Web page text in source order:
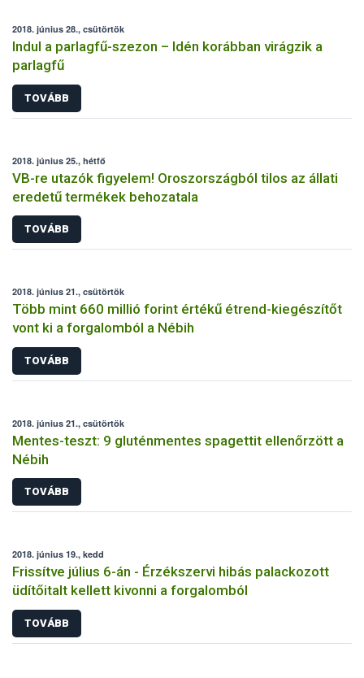
2018. június 28., csütörtök
Indul a parlagfű-szezon – Idén korábban virágzik a
parlagfű
TOVÁBB
2018. június 25., hétfő
VB-re utazók figyelem! Oroszországból tilos az állati
eredetű termékek behozatala
TOVÁBB
2018. június 21., csütörtök
Több mint 660 millió forint értékű étrend-kiegészítőt
vont ki a forgalomból a Nébih
TOVÁBB
2018. június 21., csütörtök
Mentes-teszt: 9 gluténmentes spagettit ellenőrzött a
Nébih
TOVÁBB
2018. június 19., kedd
Frissítve július 6-án - Érzékszervi hibás palackozott
üdítőitalt kellett kivonni a forgalomból
TOVÁBB